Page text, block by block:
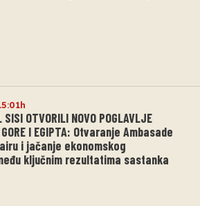
SISI OTVORILI NOVO POGLAVLJE
GORE I EGIPTA: Otvaranje Ambasade
i jačanje ekonomskog
ključnim rezultatima sastanka